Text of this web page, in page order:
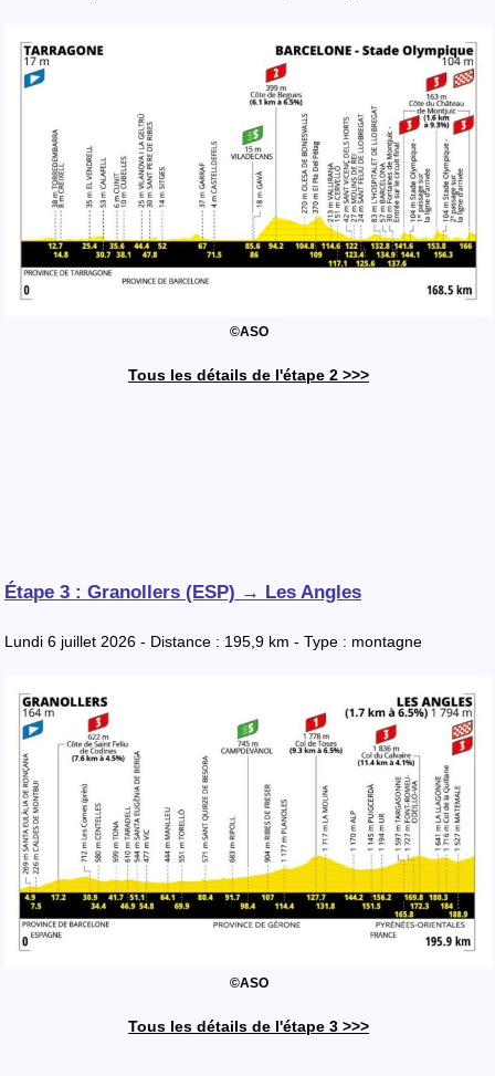
©ASO
Tous les détails de l'étape 2 >>>
Étape 3 : Granollers (ESP) → Les Angles
Lundi 6 juillet 2026 - Distance : 195,9 km - Type : montagne
©ASO
Tous les détails de l'étape 3 >>>